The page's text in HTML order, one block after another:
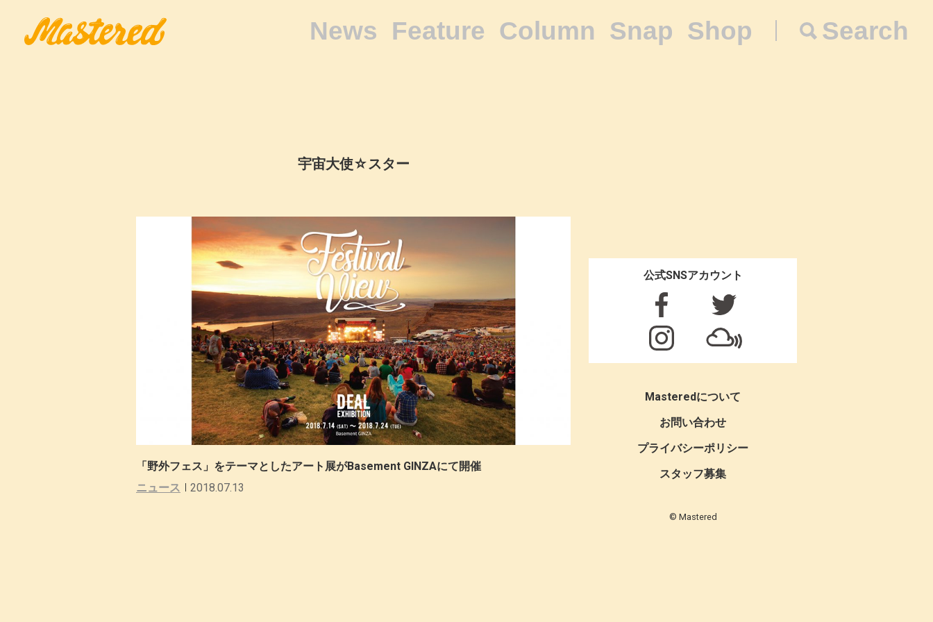
News Feature Column Snap Shop Search
宇宙大使☆スター
「野外フェス」をテーマとしたアート展がBasement GINZAにて開催
ニュース
2018.07.13
公式SNSアカウント
Masteredについて
お問い合わせ
プライバシーポリシー
スタッフ募集
© Mastered